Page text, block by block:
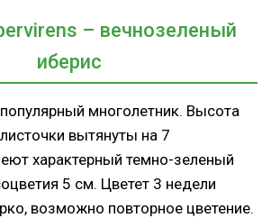
– вечнозеленый
иберис
многолетник. Высота
вытянуты на 7
характерный темно-зеленый
5 см. Цветет 3 недели
возможно повторное цветение.